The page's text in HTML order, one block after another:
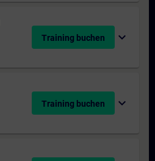
Training buchen expand_more
Training buchen expand_more